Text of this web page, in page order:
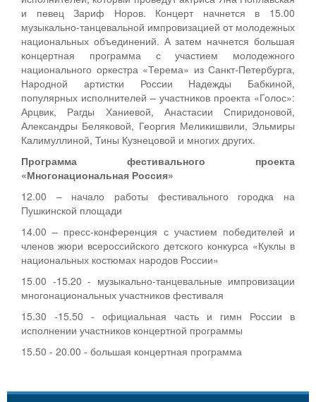
и певец Зариф Норов. Концерт начнется в 15.00
музыкально-танцевальной импровизацией от молодежных
национальных объединений. А затем начнется большая
концертная программа с участием молодежного
национального оркестра «Терема» из Санкт-Петербурга,
Народной артистки России Надежды Бабкиной,
популярных исполнителей – участников проекта «Голос»:
Арцвик, Рагды Ханиевой, Анастасии Спиридоновой,
Александры Беляковой, Георгия Меликишвили, Эльмиры
Калимуллиной, Тины Кузнецовой и многих других.
Программа фестивального проекта
«Многонациональная Россия»
12.00 – начало работы фестивального городка на
Пушкинской площади
14.00 – пресс-конференция с участием победителей и
членов жюри всероссийского детского конкурса «Куклы в
национальных костюмах народов России»
15.00 -15.20 - музыкально-танцевальные импровизации
многонациональных участников фестиваля
15.30 -15.50 - официальная часть и гимн России в
исполнении участников концертной программы
15.50 - 20.00 - большая концертная программа